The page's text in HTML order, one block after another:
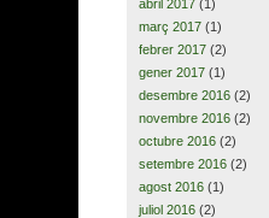
abril 2017 (1)
març 2017 (1)
febrer 2017 (2)
gener 2017 (1)
desembre 2016 (2)
novembre 2016 (2)
octubre 2016 (2)
setembre 2016 (2)
agost 2016 (1)
juliol 2016 (2)